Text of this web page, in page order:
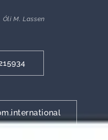
Óli M. Lassen